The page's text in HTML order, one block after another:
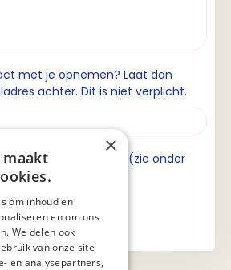
met je opnemen? Laat dan
achter. Dit is niet verplicht.
de privacyverklaring (zie onder
×
maakt
om inhoud en
en om ons
We delen ook
van onze site
en analysepartners,